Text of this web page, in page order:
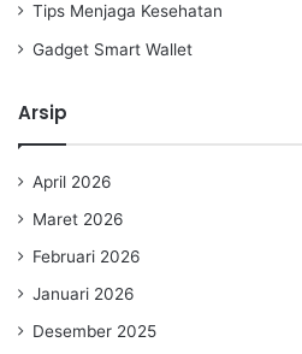
Tips Menjaga Kesehatan
Gadget Smart Wallet
Arsip
April 2026
Maret 2026
Februari 2026
Januari 2026
Desember 2025